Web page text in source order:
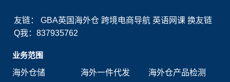
友链：GBA英国海外仓 跨境电商导航 英语网课 换友链
Q我：837935762
业务范围
海外仓储
海外一件代发
海外仓产品检测